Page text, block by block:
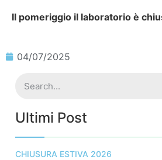
Il pomeriggio il laboratorio è
04/07/2025
Ultimi Post
CHIUSURA ESTIVA 2026